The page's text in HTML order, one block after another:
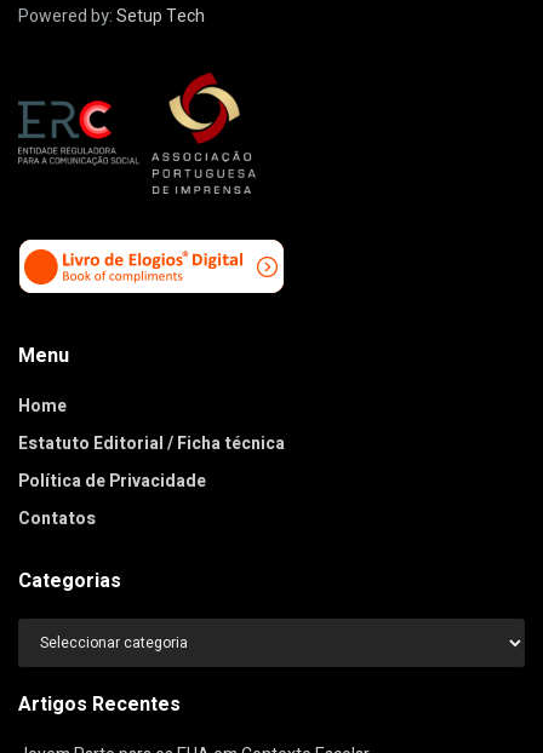
Powered by:Setup Tech
Menu
Home
Estatuto Editorial / Ficha técnica
Política de Privacidade
Contatos
Categorias
Categorias
Artigos Recentes